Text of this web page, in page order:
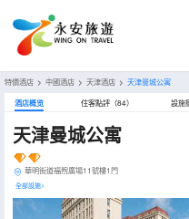
特價酒店 > 中國酒店 > 天津酒店 > 天津曼城公寓
酒店概览 住客點評（84） 設施
天津曼城公寓
華明街道福煦廣場11號樓1門
全部設施>